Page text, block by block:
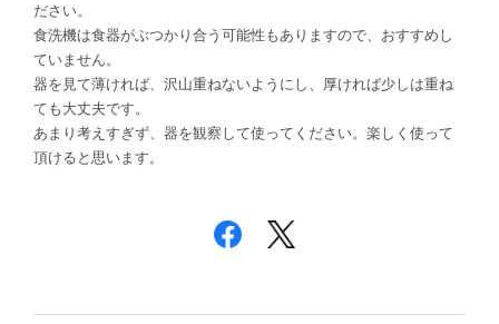
ださい。
食洗機は食器がぶつかり合う可能性もありますので、おすすめし
ていません。
器を見て薄ければ、沢山重ねないようにし、厚ければ少しは重ね
ても大丈夫です。
あまり考えすぎず、器を観察して使ってください。楽しく使って
頂けると思います。